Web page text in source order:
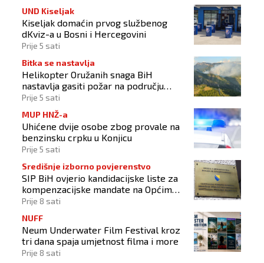
UND Kiseljak
Kiseljak domaćin prvog službenog
dKviz-a u Bosni i Hercegovini
Prije 5 sati
Bitka se nastavlja
Helikopter Oružanih snaga BiH
nastavlja gasiti požar na području
Konjica
Prije 5 sati
MUP HNŽ-a
Uhićene dvije osobe zbog provale na
benzinsku crpku u Konjicu
Prije 5 sati
Središnje izborno povjerenstvo
SIP BiH ovjerio kandidacijske liste za
kompenzacijske mandate na Općim
izborima 2026
Prije 8 sati
NUFF
Neum Underwater Film Festival kroz
tri dana spaja umjetnost filma i more
Prije 8 sati